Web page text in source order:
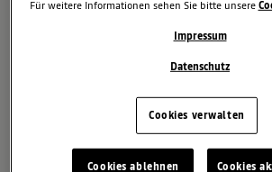
6. Juli 2026 Alpine News A110
Für weitere Informationen sehen Sie bitte unsere
Impressum
Datenschutz
Cookies verwalten
Cookies ablehnen Cookies